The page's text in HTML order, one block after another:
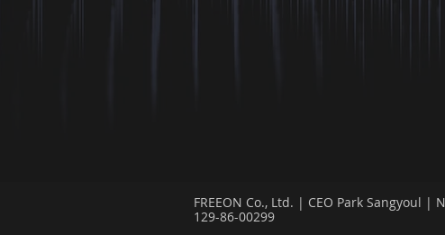
FREEON Co., Ltd. | CEO Park Sangyoul |
129-86-00299